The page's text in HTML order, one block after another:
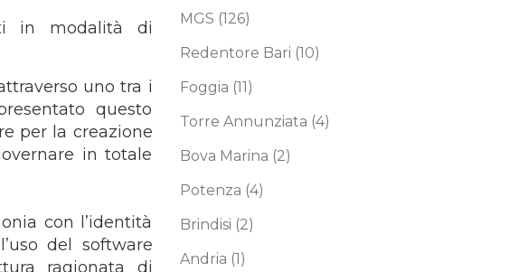
in modalità di
uno tra i
questo
per la creazione
in totale
con l’identità
del software
ragionata di
MGS (126)
Redentore Bari (10)
Foggia (11)
Torre Annunziata (4)
Bova Marina (2)
Potenza (4)
Brindisi (2)
Andria (1)